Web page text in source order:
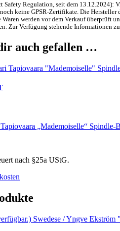
Safety Regulation, seit dem
keine GPSR-Zertifikate. Die
Waren werden vor dem Verkauf überprüft
Zur Verfügung stehende Informationen
auch gefallen …
„Mademoiselle“
nach §25a UStG.